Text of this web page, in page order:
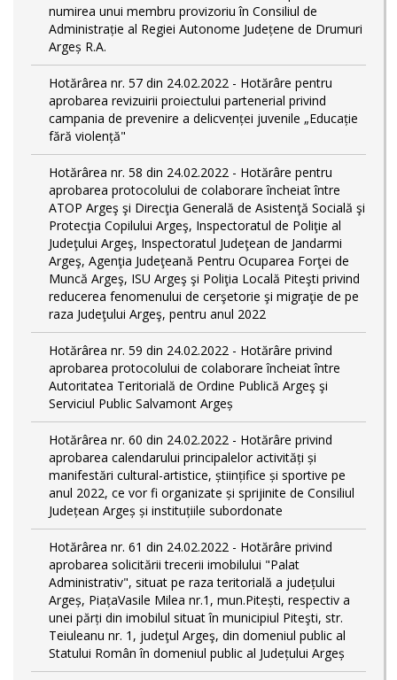
numirea unui membru provizoriu în Consiliul de
Administrație al Regiei Autonome Județene de Drumuri
Argeș R.A.
Hotărârea nr. 57 din 24.02.2022 - Hotărâre pentru
aprobarea revizuirii proiectului partenerial privind
campania de prevenire a delicvenței juvenile „Educație
fără violență"
Hotărârea nr. 58 din 24.02.2022 - Hotărâre pentru
aprobarea protocolului de colaborare încheiat între
ATOP Argeş şi Direcţia Generală de Asistenţă Socială şi
Protecţia Copilului Argeş, Inspectoratul de Poliţie al
Judeţului Argeş, Inspectoratul Judeţean de Jandarmi
Argeş, Agenţia Judeţeană Pentru Ocuparea Forţei de
Muncă Argeş, ISU Argeş şi Poliţia Locală Piteşti privind
reducerea fenomenului de cerşetorie şi migraţie de pe
raza Judeţului Argeş, pentru anul 2022
Hotărârea nr. 59 din 24.02.2022 - Hotărâre privind
aprobarea protocolului de colaborare încheiat între
Autoritatea Teritorială de Ordine Publică Argeş şi
Serviciul Public Salvamont Argeș
Hotărârea nr. 60 din 24.02.2022 - Hotărâre privind
aprobarea calendarului principalelor activități și
manifestări cultural-artistice, științifice și sportive pe
anul 2022, ce vor fi organizate și sprijinite de Consiliul
Județean Argeș și instituțiile subordonate
Hotărârea nr. 61 din 24.02.2022 - Hotărâre privind
aprobarea solicitării trecerii imobilului "Palat
Administrativ", situat pe raza teritorială a județului
Argeș, PiațaVasile Milea nr.1, mun.Pitești, respectiv a
unei părți din imobilul situat în municipiul Piteşti, str.
Teiuleanu nr. 1, judeţul Argeş, din domeniul public al
Statului Român în domeniul public al Județului Argeș